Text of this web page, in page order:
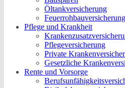
Öltankversicherung
Feuerrohbauversicherung
Pflege und Krankheit
Pflegeversicherung
Private
Gesetzliche
Rente und Vorsorge